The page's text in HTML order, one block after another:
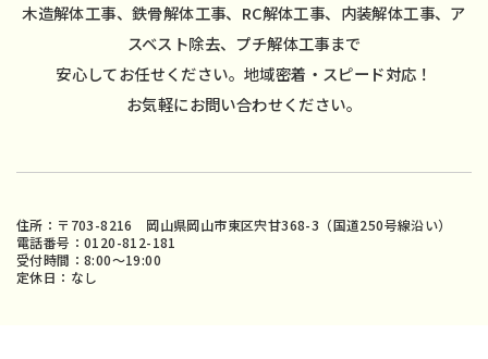
木造解体工事、鉄骨解体工事、RC解体工事、内装解体工事、ア
スベスト除去、プチ解体工事まで
安心してお任せください。地域密着・スピード対応！
お気軽にお問い合わせください。
住所：〒703-8216 岡山県岡山市東区宍甘368-3（国道250号線沿い）
電話番号：0120-812-181
受付時間：8:00〜19:00
定休日：なし